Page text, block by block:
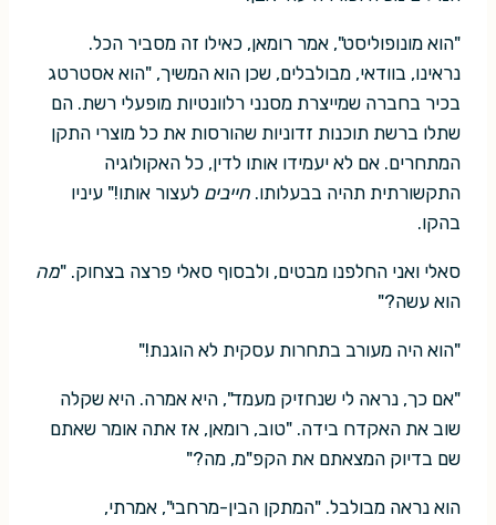
"הוא מונופוליסט", אמר רומאן, כאילו זה מסביר הכל.
נראינו, בוודאי, מבולבלים, שכן הוא המשיך, "הוא אסטרטג
בכיר בחברה שמייצרת מסנני רלוונטיות מופעלי רשת. הם
שתלו ברשת תוכנות זדוניות שהורסות את כל מוצרי התקן
המתחרים. אם לא יעמידו אותו לדין, כל האקולוגיה
התקשורתית תהיה בבעלותו. חייבים לעצור אותו!" עיניו
בהקו.
סאלי ואני החלפנו מבטים, ולבסוף סאלי פרצה בצחוק. "מה
הוא עשה?"
"הוא היה מעורב בתחרות עסקית לא הוגנת!"
"אם כך, נראה לי שנחזיק מעמד", היא אמרה. היא שקלה
שוב את האקדח בידה. "טוב, רומאן, אז אתה אומר שאתם
שם בדיוק המצאתם את הקפ"מ, מה?"
הוא נראה מבולבל. "המתקן הבין-מרחבי", אמרתי,